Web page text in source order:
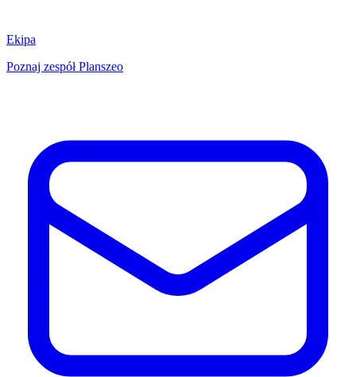
Ekipa
Poznaj zespół Planszeo